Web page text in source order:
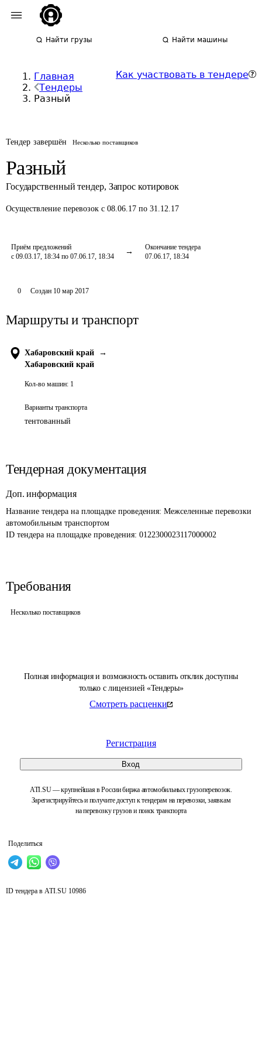
Найти грузы Найти машины
Главная
Тендеры
Разный
Как участвовать в тендере
Тендер завершён Несколько поставщиков
Разный
Государственный тендер, Запрос котировок
Осуществление перевозок с 08.06.17 по 31.12.17
Приём предложений
с 09.03.17, 18:34 по 07.06.17, 18:34
Окончание тендера
07.06.17, 18:34
Полная информация и возможность оставить отклик доступны
только с лицензией «Тендеры»
Смотреть расценки
Регистрация
Вход
ATI.SU — крупнейшая в России биржа автомобильных грузоперевозок.
Зарегистрируйтесь и получите доступ к тендерам на перевозки, заявкам
на перевозку грузов и поиск транспорта
Поделиться
0 Создан 10 мар 2017
Маршруты и транспорт
Хабаровский край
→
Хабаровский край
Кол-во машин: 1
Варианты транспорта
тентованный
Тендерная документация
Доп. информация
Название тендера на площадке проведения: Межселенные перевозки
автомобильным транспортом
ID тендера на площадке проведения: 0122300023117000002
Требования
Несколько поставщиков
ID тендера в ATI.SU 10986